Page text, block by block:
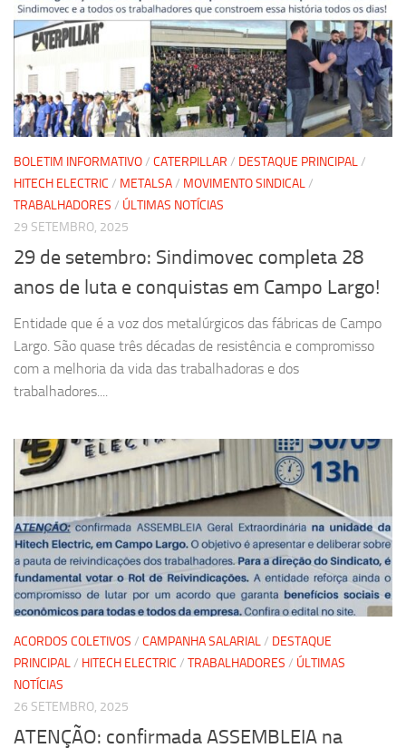
BOLETIM INFORMATIVO/ CATERPILLAR / DESTAQUE PRINCIPAL/
HITECH ELECTRIC / METALSA/ MOVIMENTO SINDICAL/
TRABALHADORES / ÚLTIMAS NOTÍCIAS
29 SETEMBRO, 2025
29 de setembro: Sindimovec completa 28
anos de luta e conquistas em Campo Largo!
Entidade que é a voz dos metalúrgicos das fábricas de Campo
Largo. São quase três décadas de resistência e compromisso
com a melhoria da vida das trabalhadoras e dos
trabalhadores....
ACORDOS COLETIVOS / CAMPANHA SALARIAL/ DESTAQUE
PRINCIPAL/ HITECH ELECTRIC / TRABALHADORES / ÚLTIMAS
NOTÍCIAS
26 SETEMBRO, 2025
ATENÇÃO: confirmada ASSEMBLEIA na